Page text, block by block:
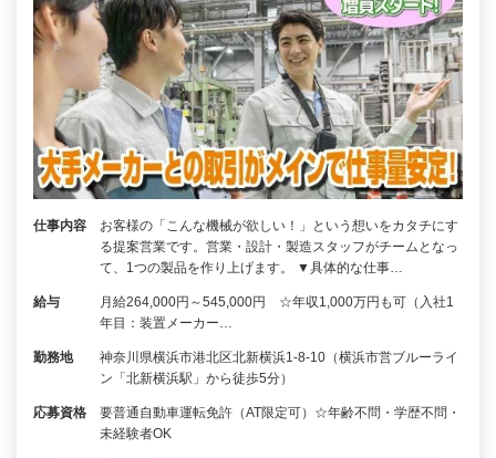
仕事内容
お客様の「こんな機械が欲しい！」という想いをカタチにす
る提案営業です。営業・設計・製造スタッフがチームとなっ
て、1つの製品を作り上げます。 ▼具体的な仕事…
給与
月給264,000円～545,000円 ☆年収1,000万円も可（入社1
年目：装置メーカー…
勤務地
神奈川県横浜市港北区北新横浜1-8-10（横浜市営ブルーライ
ン「北新横浜駅」から徒歩5分）
応募資格
要普通自動車運転免許（AT限定可）☆年齢不問・学歴不問・
未経験者OK